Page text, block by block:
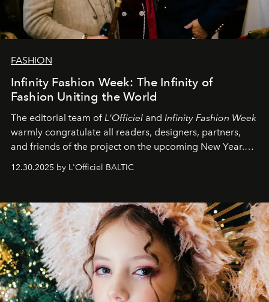
FASHION
Infinity Fashion Week: The Infinity of
Fashion Uniting the World
The editorial team of L'Officiel and Infinity Fashion Week
warmly congratulate all readers, designers, partners,
and friends of the project on the upcoming New Year.
achievements.
12.30.2025 by L'Officiel BALTIC